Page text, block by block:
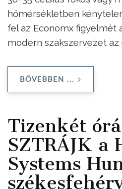
hőmérsékletben
fel az Economx figyelmét
modern szakszervezet az
BŐVEBBEN ...
Tizenkét
SZTRÁJK a
Systems